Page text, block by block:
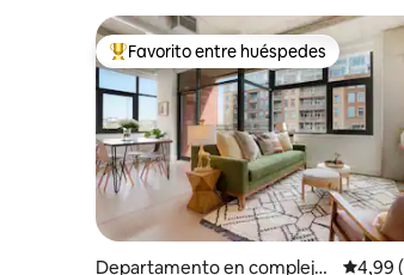
Favorito entre los huéspedes más
Favorito entre huéspedes
Departamento en complejo
4,99